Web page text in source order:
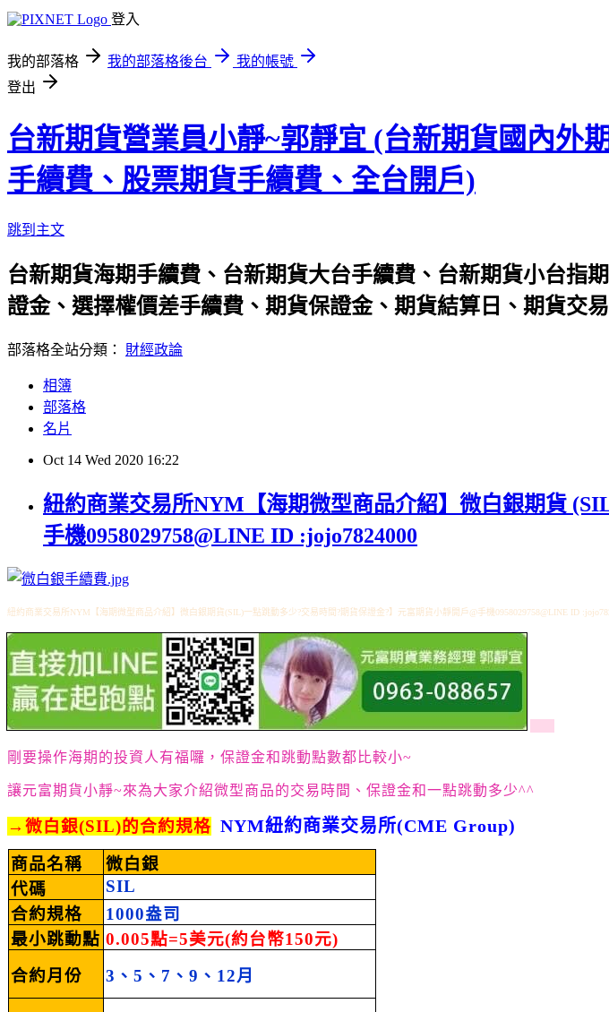
登入
我的部落格 我的部落格後台
我的帳號
登出
台新期貨營業員小靜~郭靜宜 (台新期貨國內外
手續費、股票期貨手續費、全台開戶)
跳到主文
台新期貨海期手續費、台新期貨大台手續費、台新期貨小台指
證金、選擇權價差手續費、期貨保證金、期貨結算日、期貨交
部落格全站分類： 財經政論
相簿
部落格
名片
Oct 14 Wed 2020 16:22
紐約商業交易所NYM【海期微型商品介紹】微白銀期貨
手機0958029758@LINE ID :jojo7824000
紐約商業交易所NYM【海期微型商品介紹】微白銀期貨(SIL)一點跳動多少?交易時間?期貨保證金?】元富期貨小靜開戶@手機0958029758@LINE ID
剛要操作海期的投資人有福囉，保證金和跳動點數都比較小~
讓元富期貨小靜~來為大家介紹微型商品的交易時間、保證金和一點跳動多少^^
→微白銀(SIL)的合約規格 NYM紐約商業交易所(CME Group)
商品名稱
微白銀
代碼
SIL
合約規格
1000盎司
最小跳動點 0.005點=5美元(約台幣150元)
合約月份
3 、5、7 、 9 、 12月